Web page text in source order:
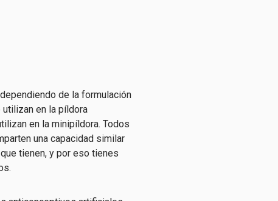
de la formulación
en la píldora
en la minipíldora. Todos
una capacidad similar
tienen, y por eso tienes